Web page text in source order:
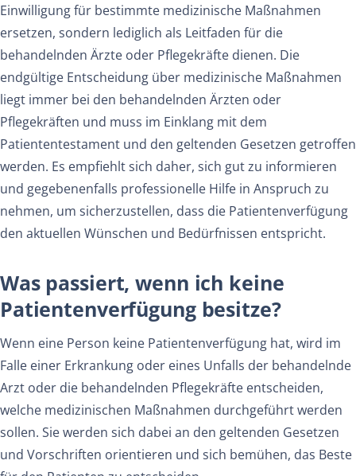
Einwilligung für bestimmte medizinische Maßnahmen
ersetzen, sondern lediglich als Leitfaden für die
behandelnden Ärzte oder Pflegekräfte dienen. Die
endgültige Entscheidung über medizinische Maßnahmen
liegt immer bei den behandelnden Ärzten oder
Pflegekräften und muss im Einklang mit dem
Patiententestament und den geltenden Gesetzen getroffen
werden. Es empfiehlt sich daher, sich gut zu informieren
und gegebenenfalls professionelle Hilfe in Anspruch zu
nehmen, um sicherzustellen, dass die Patientenverfügung
den aktuellen Wünschen und Bedürfnissen entspricht.
Was passiert, wenn ich keine
Patientenverfügung besitze?
Wenn eine Person keine Patientenverfügung hat, wird im
Falle einer Erkrankung oder eines Unfalls der behandelnde
Arzt oder die behandelnden Pflegekräfte entscheiden,
welche medizinischen Maßnahmen durchgeführt werden
sollen. Sie werden sich dabei an den geltenden Gesetzen
und Vorschriften orientieren und sich bemühen, das Beste